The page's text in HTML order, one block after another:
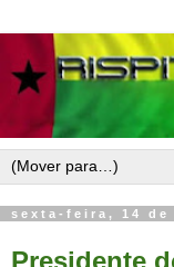
sexta-feira, 14 de
Presidente